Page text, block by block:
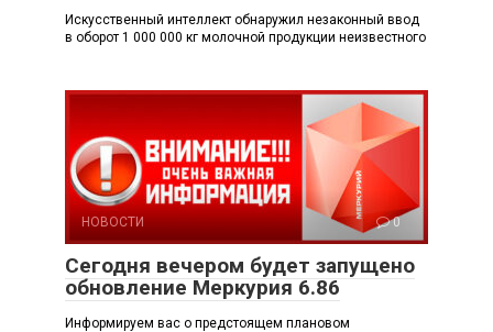
Искусственный интеллект обнаружил незаконный ввод
в оборот 1 000 000 кг молочной продукции неизвестного
НОВОСТИ 0
Сегодня вечером будет запущено
обновление Меркурия 6.86
Информируем вас о предстоящем плановом